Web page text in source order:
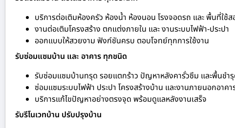
บริการต่อเติมห้องครัว ห้องน้ำ ห้องนอน โรงจอดรถ และ พื้นที่ใช้
งานต่อเติมโครงสร้าง ตกแต่งภายใน และ งานระบบไฟฟ้า-ประปา
ออกแบบให้สวยงาม ฟังก์ชันครบ ตอบโจทย์ทุกการใช้งาน
รับซ่อมแซมบ้าน และ อาคาร ทุกชนิด
รับซ่อมแซมบ้านทรุด รอยแตกร้าว ปัญหาหลังคารั่วซึม และพื้นชำ
ซ่อมแซมระบบไฟฟ้า ประปา โครงสร้างบ้าน และงานภายนอกอาคา
บริการแก้ไขปัญหาอย่างตรงจุด พร้อมดูแลหลังงานเสร็จ
รับรีโนเวทบ้าน ปรับปรุงบ้าน